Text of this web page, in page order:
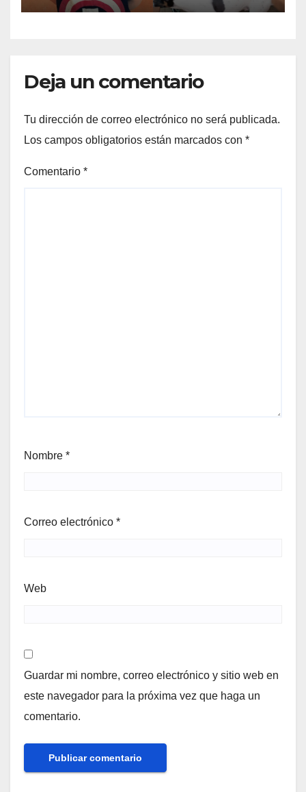
Deja un comentario
Tu dirección de correo electrónico no será publicada.
Los campos obligatorios están marcados con *
Comentario *
Nombre *
Correo electrónico *
Web
Guardar mi nombre, correo electrónico y sitio web en
este navegador para la próxima vez que haga un
comentario.